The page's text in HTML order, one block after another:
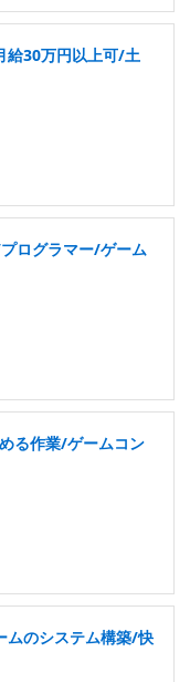
給30万円以上可/土
ログラマー/ゲーム
る作業/ゲームコン
ムのシステム構築/快